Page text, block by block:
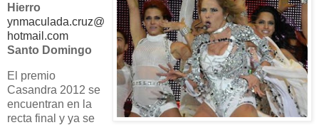
Hierro
ynmaculada.cruz@
hotmail.com
Santo Domingo
El premio
Casandra 2012 se
encuentran en la
recta final y ya se